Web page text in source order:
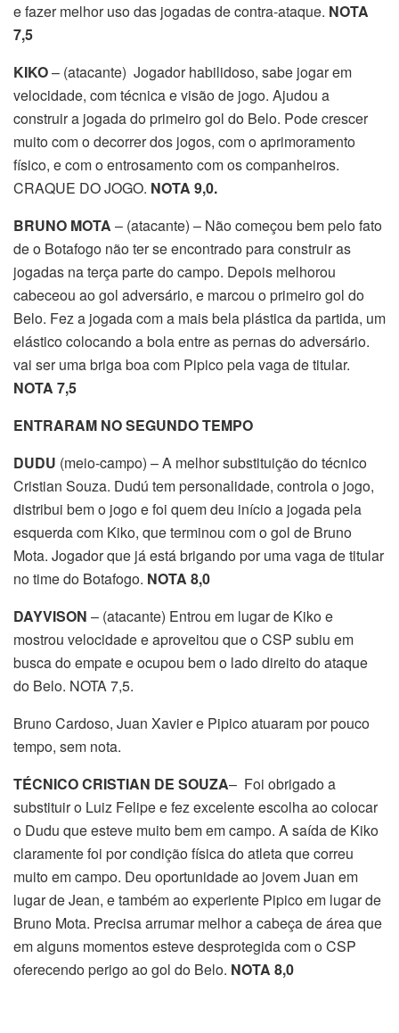
e fazer melhor uso das jogadas de contra-ataque. NOTA
7,5
KIKO– (atacante) Jogador habilidoso, sabe jogar em
velocidade, com técnica e visão de jogo. Ajudou a
construir a jogada do primeiro gol do Belo. Pode crescer
muito com o decorrer dos jogos, com o aprimoramento
físico, e com o entrosamento com os companheiros.
CRAQUE DO JOGO. NOTA 9,0.
BRUNO MOTA – (atacante) – Não começou bem pelo fato
de o Botafogo não ter se encontrado para construir as
jogadas na terça parte do campo. Depois melhorou
cabeceou ao gol adversário, e marcou o primeiro gol do
Belo. Fez a jogada com a mais bela plástica da partida, um
elástico colocando a bola entre as pernas do adversário.
vai ser uma briga boa com Pipico pela vaga de titular.
NOTA 7,5
ENTRARAM NO SEGUNDO TEMPO
DUDU (meio-campo) – A melhor substituição do técnico
Cristian Souza. Dudú tem personalidade, controla o jogo,
distribui bem o jogo e foi quem deu início a jogada pela
esquerda com Kiko, que terminou com o gol de Bruno
Mota. Jogador que já está brigando por uma vaga de titular
no time do Botafogo. NOTA 8,0
DAYVISON – (atacante) Entrou em lugar de Kiko e
mostrou velocidade e aproveitou que o CSP subiu em
busca do empate e ocupou bem o lado direito do ataque
do Belo. NOTA 7,5.
Bruno Cardoso, Juan Xavier e Pipico atuaram por pouco
tempo, sem nota.
TÉCNICO CRISTIAN DE SOUZA– Foi obrigado a
substituir o Luiz Felipe e fez excelente escolha ao colocar
o Dudu que esteve muito bem em campo. A saída de Kiko
claramente foi por condição física do atleta que correu
muito em campo. Deu oportunidade ao jovem Juan em
lugar de Jean, e também ao experiente Pipico em lugar de
Bruno Mota. Precisa arrumar melhor a cabeça de área que
em alguns momentos esteve desprotegida com o CSP
oferecendo perigo ao gol do Belo. NOTA 8,0